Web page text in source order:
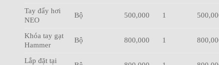
Tay đẩy hơi
NEO
Bộ 500,000 1
Khóa tay gạt
Hammer
Bộ 800,000 1
Lắp đặt tại